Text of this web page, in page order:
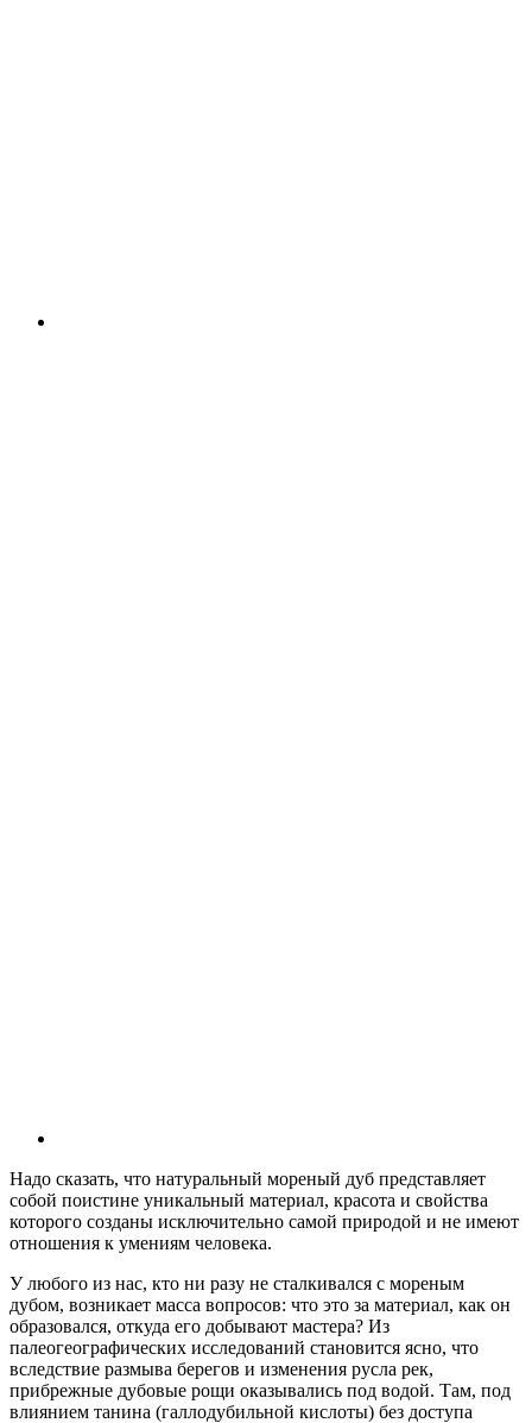
Надо сказать, что натуральный мореный дуб представляет
собой поистине уникальный материал, красота и свойства
которого созданы исключительно самой природой и не имеют
отношения к умениям человека.
У любого из нас, кто ни разу не сталкивался с мореным
дубом, возникает масса вопросов: что это за материал, как он
образовался, откуда его добывают мастера? Из
палеогеографических исследований становится ясно, что
вследствие размыва берегов и изменения русла рек,
прибрежные дубовые рощи оказывались под водой. Там, под
влиянием танина (галлодубильной кислоты) без доступа